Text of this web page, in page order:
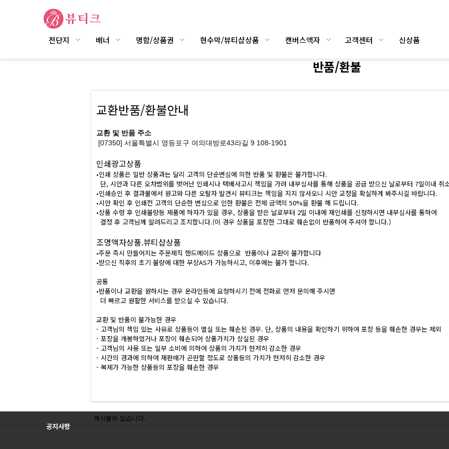
전단지 배너 명함/상품권 현수막/뷰티샵상품 캔버스액자 고객센터 신상품
반품/환불
교환반품/환불안내
교환 및 반품 주소
[07350] 서울특별시 영등포구 여의대방로43라길 9 108-1901
인쇄광고상품
•인쇄 상품은 일반 상품과는 달리 고객의 단순변심에 의한 반품 및 환불은 불가합니다.
단, 시안과 다른 오차범위를 벗어난 인쇄시나 택배사고시 책임을 가려 내부심사를 통해 상품을 공급 받으신 날로부터 7일이내 취
•인쇄승인 후 결과물에서 원고와 다른 오탈자 발견시 뷰티크는 책임을 지지 않사오니 시안 교정을 확실하게 봐주시길 바랍니다.
•시안 확인 후 인쇄전 고객의 단순한 변심으로 인한 환불은 전체 금액의 50%을 환불 해 드립니다.
•상품 수령 후 인쇄불량등 제품에 하자가 있을 경우, 상품을 받은 날로부터 2일 이내에 재인쇄를 신청하시면 내부심사를 통하여
결정 후 고객님께 알려드리고 조치합니다.(이 경우 상품을 포장한 그대로 훼손없이 반품하여 주셔야 합니다.)
조명액자상품.뷰티샵상품
•주문 즉시 만들어지는 주문제직 헨드메이드 상품으로 반품이나 교환이 불가합니다
•받으신 직후의 초기 불량에 대한 무상AS가 가능하시고, 이후에는 불가 합니다.
공통
•반품이나 교환을 원하시는 경우 온라인등에 요청하시기 전에 전화로 먼저 문의해 주시면
더 빠르고 원활한 서비스를 받으실 수 있습니다.
교환 및 반품이 불가능한 경우
- 고객님의 책임 있는 사유로 상품등이 멸실 또는 훼손된 경우. 단, 상품의 내용을 확인하기 위하여 포장 등을 훼손한 경우는 제외
- 포장을 개봉하였거나 포장이 훼손되어 상품가치가 상실된 경우
- 고객님의 사용 또는 일부 소비에 의하여 상품의 가치가 현저히 감소한 경우
- 시간의 경과에 의하여 재판매가 곤란할 정도로 상품등의 가치가 현저히 감소한 경우
- 복제가 가능한 상품등의 포장을 훼손한 경우
공지사항
게시물이 없습니다.
Prev Next